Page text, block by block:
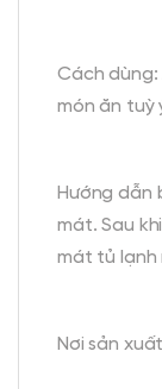
Cách
món ăn tuỳ
Hướng dẫn
mát. Sau
mát tủ lạnh
Nơi sản